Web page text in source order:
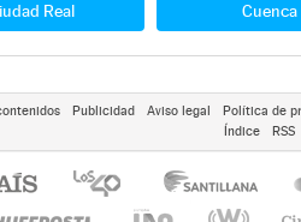
Real Cuenca
Publicidad Aviso legal Política de
Índice
RSS